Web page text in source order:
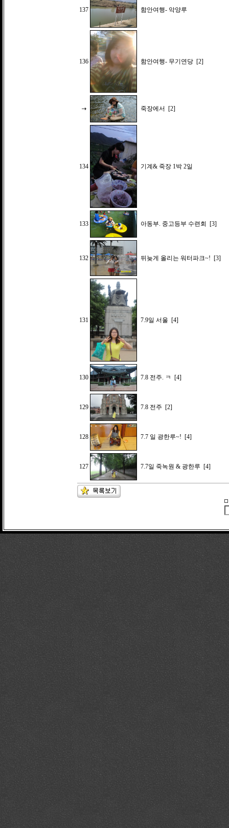
137 함안여행- 악양루
136 함안여행- 무기연당 [2]
죽장에서 [2]
134 기계& 죽장 1박 2일
133 아동부. 중고등부 수련회 [3]
132 뒤늦게 올리는 워터파크~! [3]
131 7.9일 서울 [4]
130 7.8 전주. ㅋ [4]
129 7.8 전주 [2]
128 7.7 일 광한루~! [4]
127 7.7일 죽녹원 & 광한루 [4]